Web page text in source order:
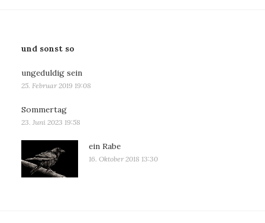
und sonst so
ungeduldig sein
25. Februar 2019 19:08
Sommertag
23. Juni 2023 19:58
ein Rabe
16. Oktober 2018 13:30